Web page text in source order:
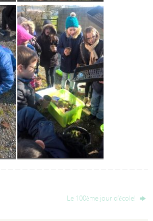
Le 100ème jour d’école!